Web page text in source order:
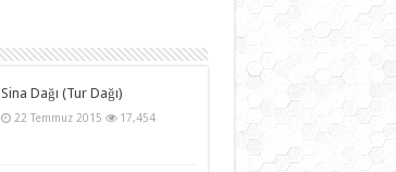
Sina Dağı (Tur Dağı)
22 Temmuz 2015 17,454